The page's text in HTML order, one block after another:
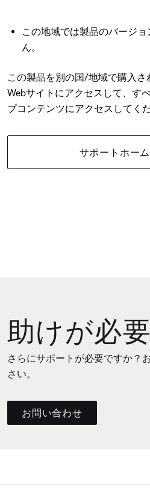
この地域では製品のバージ
ん。
この製品を別の国/地域で購入
Webサイトにアクセスして、す
プコンテンツにアクセスしてくだ
サポートホー
助けが必
さらにサポートが必要ですか？
さい。
お問い合わせ